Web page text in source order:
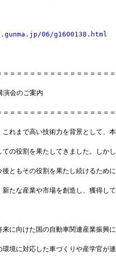
06/g1600138.html
＝＝＝＝＝＝＝＝＝＝＝＝＝＝＝＝
演会のご案内
＝＝＝＝＝＝＝＝＝＝＝＝＝＝＝＝
れまで高い技術力を背景として、
の役割を果たしてきました。しか
ともその役割を果たし続けるため
たな産業や市場を創造し、獲得し
に向けた国の自動車関連産業振興
境に対応した車づくりや産学官が